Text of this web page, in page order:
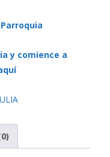
y comience a